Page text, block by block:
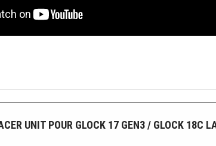
UNIT POUR GLOCK 17 GEN3 / GLOCK 18C